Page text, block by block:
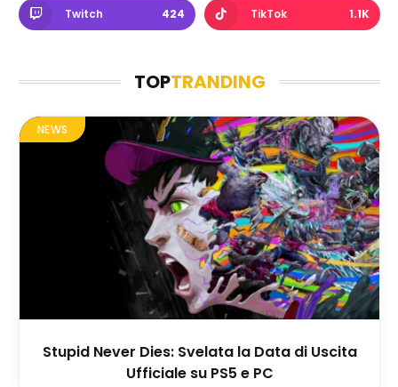
Twitch 424 TikTok 1.1K
TOPTRANDING
NEWS
Stupid Never Dies: Svelata la Data di Uscita
Ufficiale su PS5 e PC